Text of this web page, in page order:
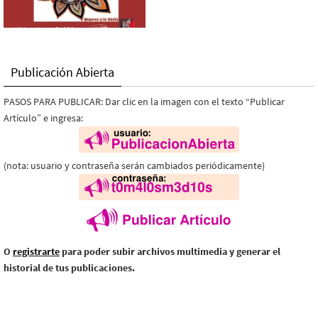
Publicación Abierta
PASOS PARA PUBLICAR: Dar clic en la imagen con el texto “Publicar
Artículo” e ingresa:
(nota: usuario y contraseña serán cambiados periódicamente)
O registrarte para poder subir archivos multimedia y generar el
historial de tus publicaciones.